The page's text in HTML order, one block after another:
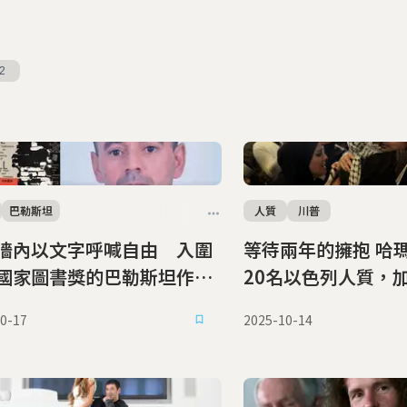
內以文字呼喊自由 入圍
家圖書獎的巴勒斯坦作
巴勒斯坦
17
等待兩年的擁抱 哈瑪斯釋放最後
20名以色列人質，
人質 川普
2025-10-14